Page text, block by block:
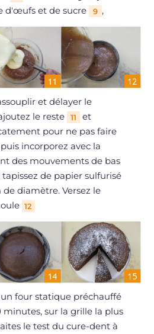
d'œufs et de sucre
9 ,
et délayer le
le reste 11
et
pour ne pas faire
incorporez avec la
des mouvements de bas
de papier sulfurisé
diamètre. Versez le
12
four statique préchauffé
minutes, sur la grille la plus
le test du cure-dent à